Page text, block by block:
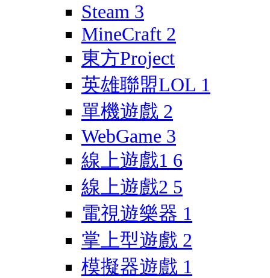
Steam 3
MineCraft 2
東方Project
英雄聯盟LOL 1
單機遊戲 2
WebGame 3
線上遊戲1 6
線上遊戲2 5
電視遊樂器 1
掌上型遊戲 2
模擬器遊戲 1